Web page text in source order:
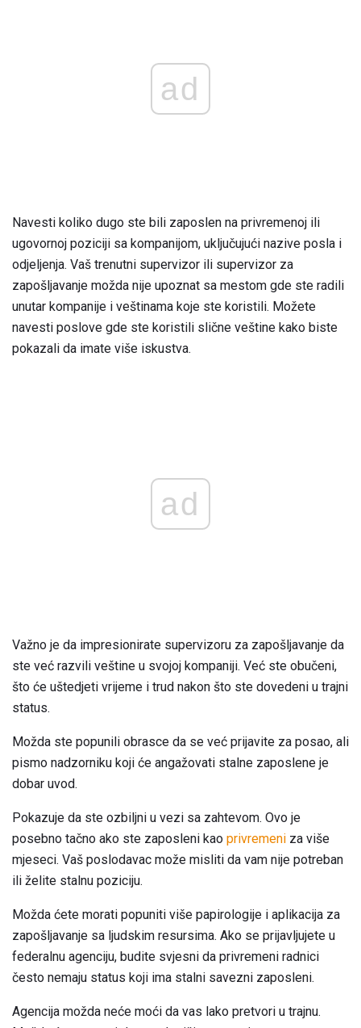
ad
Navesti koliko dugo ste bili zaposlen na privremenoj ili
ugovornoj poziciji sa kompanijom, uključujući nazive posla i
odjeljenja. Vaš trenutni supervizor ili supervizor za
zapošljavanje možda nije upoznat sa mestom gde ste radili
unutar kompanije i veštinama koje ste koristili. Možete
navesti poslove gde ste koristili slične veštine kako biste
pokazali da imate više iskustva.
ad
Važno je da impresionirate supervizoru za zapošljavanje da
ste već razvili veštine u svojoj kompaniji. Već ste obučeni,
što će uštedjeti vrijeme i trud nakon što ste dovedeni u trajni
status.
Možda ste popunili obrasce da se već prijavite za posao, ali
pismo nadzorniku koji će angažovati stalne zaposlene je
dobar uvod.
Pokazuje da ste ozbiljni u vezi sa zahtevom. Ovo je
posebno tačno ako ste zaposleni kao privremeni za više
mjeseci. Vaš poslodavac može misliti da vam nije potreban
ili želite stalnu poziciju.
Možda ćete morati popuniti više papirologije i aplikacija za
zapošljavanje sa ljudskim resursima. Ako se prijavljujete u
federalnu agenciju, budite svjesni da privremeni radnici
često nemaju status koji ima stalni savezni zaposleni.
Agencija možda neće moći da vas lako pretvori u trajnu.